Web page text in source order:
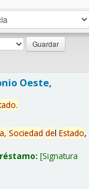
Oeste,
.
Sociedad del Estado,
Signatura